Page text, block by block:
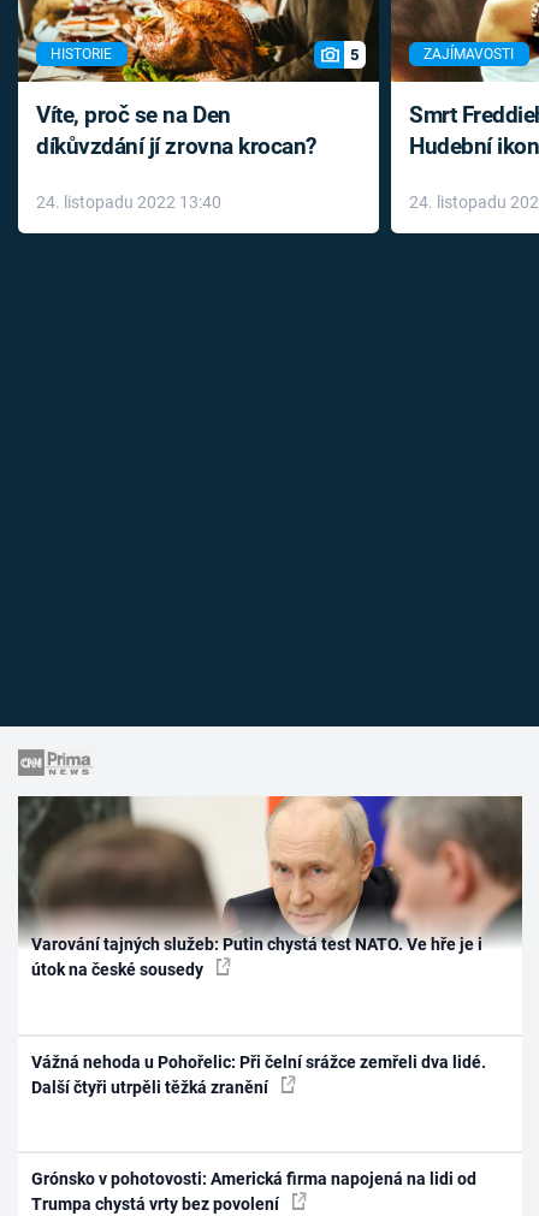
HISTORIE 5
Víte, proč se na Den
díkůvzdání jí zrovna krocan?
24. listopadu 2022 13:40
ZAJÍMAVOSTI
Smrt
Hudební
léky
24. listopadu
Varování tajných služeb: Putin chystá test NATO. Ve hře je i
útok na české sousedy
Vážná nehoda u Pohořelic: Při čelní srážce zemřeli dva lidé.
Další čtyři utrpěli těžká zranění
Grónsko v pohotovosti: Americká firma napojená na lidi od
Trumpa chystá vrty bez povolení